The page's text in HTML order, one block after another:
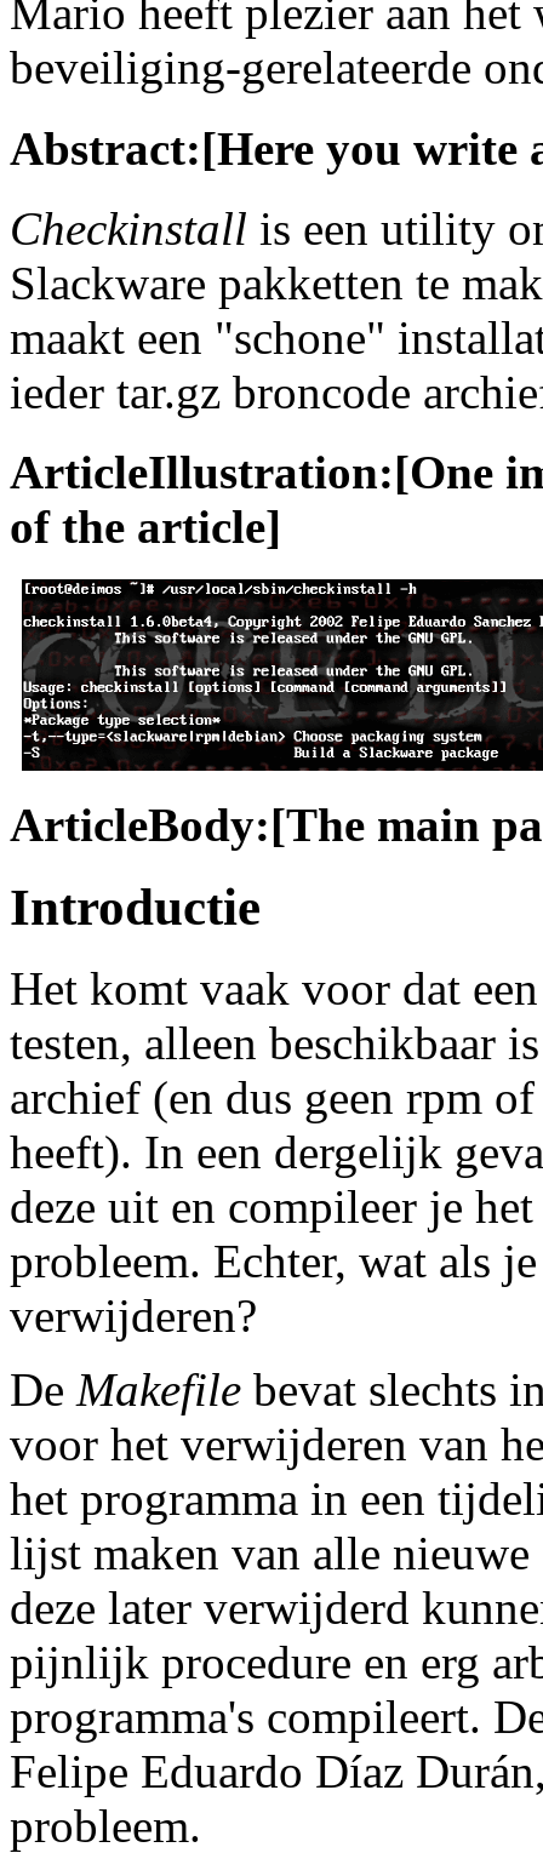
Mario heeft plezier aan
beveiliging-gerelateerde
Abstract:[Here you write
Checkinstall is een utility
Slackware pakketten te
maakt een "schone"
ieder tar.gz broncode
ArticleIllustration:[One
of the article]
ArticleBody:[The main
Introductie
Het komt vaak voor dat
testen, alleen beschikbaar
archief (en dus geen rpm
heeft). In een dergelijk
deze uit en compileer je
probleem. Echter, wat als
verwijderen?
De Makefile bevat slechts
voor het verwijderen van
het programma in een
lijst maken van alle
deze later verwijderd
pijnlijk procedure en erg
programma's compileert.
Felipe Eduardo Díaz
probleem.